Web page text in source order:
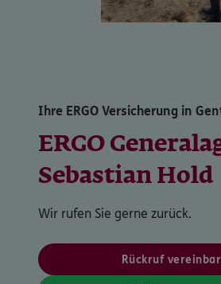
Ihre ERGO Versicherung in
ERGO
Sebastian Hold
Wir rufen Sie gerne zurück.
Rückruf